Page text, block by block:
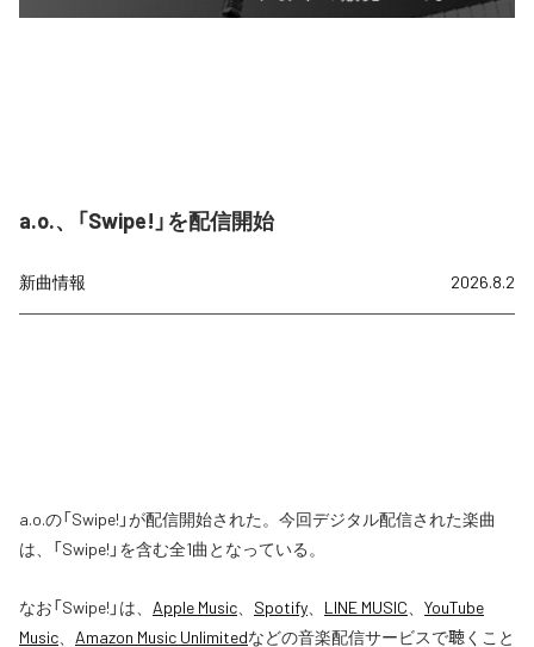
a.o.、「Swipe!」を配信開始
新曲情報 2026.8.2
a.o.の「Swipe!」が配信開始された。今回デジタル配信された楽曲
は、「Swipe!」を含む全1曲となっている。
なお「Swipe! 」は、 Apple Music Spotify LINE MUSIC
YouTube
Music
Amazon Music Unlimitedなどの音楽配信サービスで聴くこと